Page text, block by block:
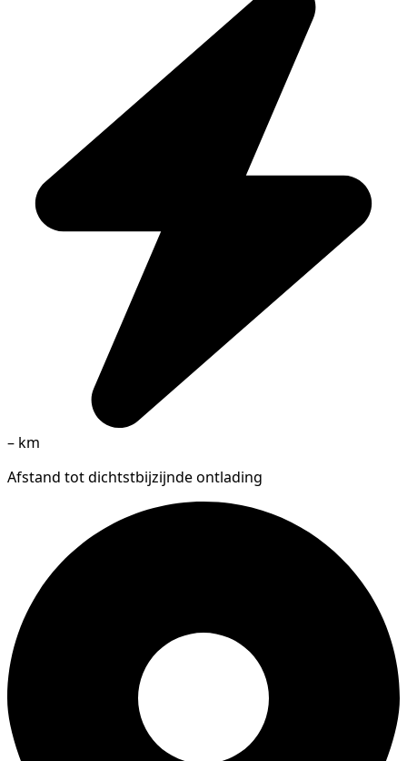
– km
Afstand tot dichtstbijzijnde ontlading